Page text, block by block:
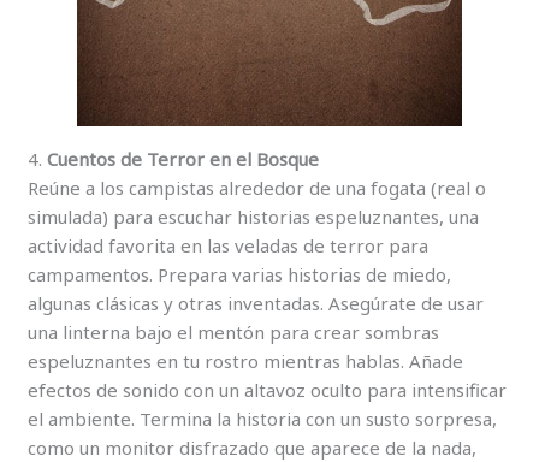
4.Cuentos de Terror en el Bosque
Reúne a los campistas alrededor de una fogata (real o
simulada) para escuchar historias espeluznantes, una
actividad favorita en las veladas de terror para
campamentos. Prepara varias historias de miedo,
algunas clásicas y otras inventadas. Asegúrate de usar
una linterna bajo el mentón para crear sombras
espeluznantes en tu rostro mientras hablas. Añade
efectos de sonido con un altavoz oculto para intensificar
el ambiente. Termina la historia con un susto sorpresa,
como un monitor disfrazado que aparece de la nada,